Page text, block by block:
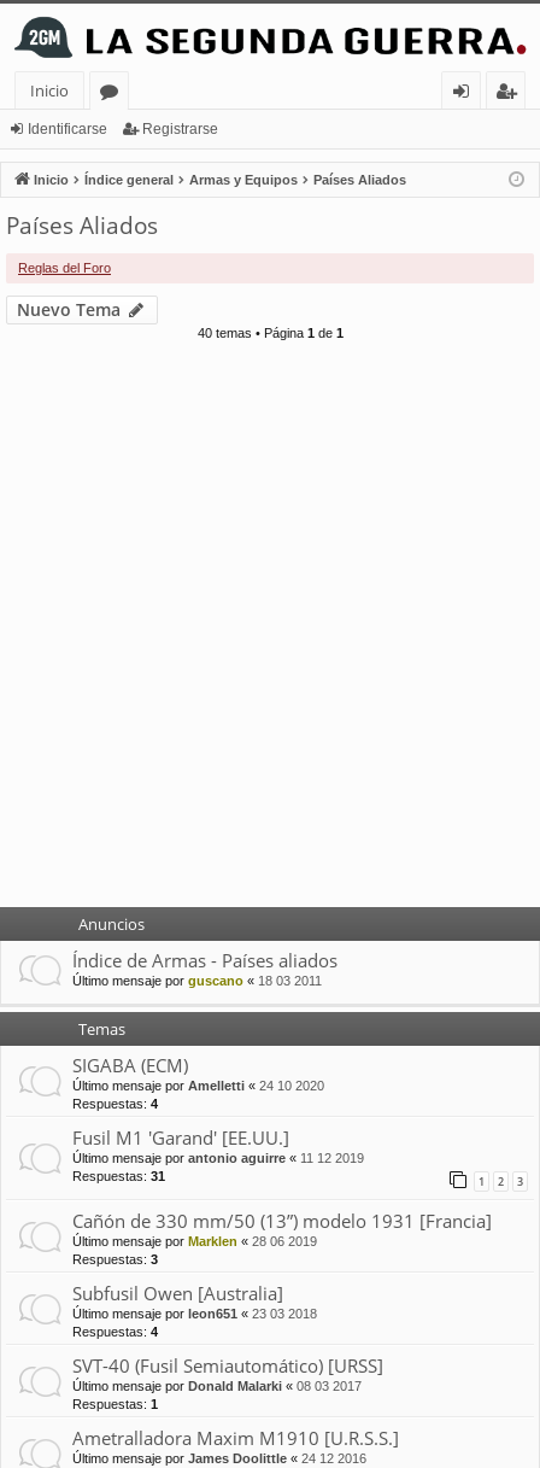
Inicio
or
os
nt
ifi
ist
ra
Identificarse Registrarse
Inicio Índice general Armas y Equipos Países Aliados
Países Aliados
Reglas del Foro
Nuevo Tema
40 temas • Página 1de 1
Anuncios
Índice de Armas - Países aliados
Último mensaje por guscano « 18 03 2011
Temas
SIGABA (ECM)
Último mensaje por Amelletti « 24 10 2020
Respuestas: 4
Fusil M1 'Garand' [EE.UU.]
Último mensaje por antonio aguirre « 11 12 2019
Respuestas: 31 1 2 3
Cañón de 330 mm/50 (13”) modelo 1931 [Francia]
Último mensaje por Marklen « 28 06 2019
Respuestas: 3
Subfusil Owen [Australia]
Último mensaje por leon651 « 23 03 2018
Respuestas: 4
SVT-40 (Fusil Semiautomático) [URSS]
Último mensaje por Donald Malarki « 08 03 2017
Respuestas: 1
Ametralladora Maxim M1910 [U.R.S.S.]
Último mensaje por James Doolittle « 24 12 2016